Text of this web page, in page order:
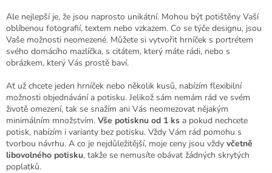
i
s
u
Ale nejlepší je, že jsou naprosto unikátní. Mohou být potištěny Vaší
oblíbenou fotografií, textem nebo vzkazem. Co se týče designu, jsou
Vaše možnosti neomezené. Můžete si vytvořit hrníček s portrétem
svého domácího mazlíčka, s citátem, který máte rádi, nebo s
obrázkem, který Vás prostě baví.
Ať už chcete jeden hrníček nebo několik kusů, nabízím flexibilní
možnosti objednávání a potisku. Jelikož sám nemám rád ve svém
životě omezení, tak se snažím ani Vás neomezovat nějakým
minimálním množstvím. Vše potisknu od 1 ks a pokud nechcete
potisk, nabízím i varianty bez potisku. Vždy Vám rád pomohu s
tvorbou návrhu. A co je nejdůležitější, moje ceny jsou vždy včetně
libovolného potisku, takže se nemusíte obávat žádných skrytých
poplatků.